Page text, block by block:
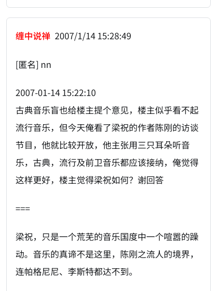
缠中说禅 2007/1/14 15:28:49
[匿名] nn
2007-01-14 15:22:10
古典音乐盲也给楼主提个意见，楼主似乎看不起
流行音乐，但今天俺看了梁祝的作者陈刚的访谈
节目，他就比较开放，他主张用三只耳朵听音
乐，古典，流行及前卫音乐都应该接纳，俺觉得
这样更好，楼主觉得梁祝如何？谢回答
===
梁祝，只是一个荒芜的音乐国度中一个喧嚣的躁
动。音乐的真谛不是这里，陈刚之流人的境界，
连帕格尼尼、李斯特都达不到。